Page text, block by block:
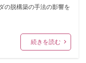
の脱構築の手法の影響を
続きを読む